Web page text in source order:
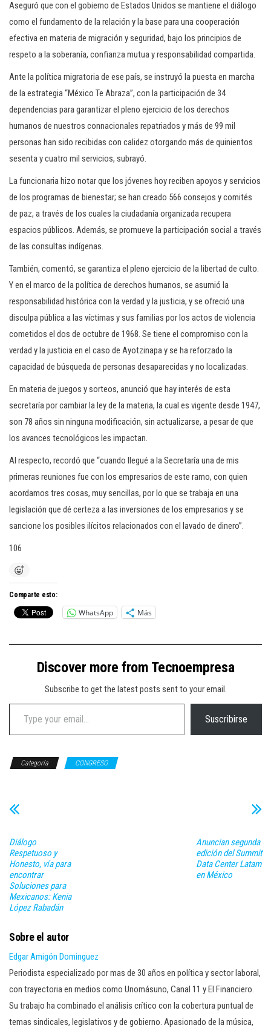
Aseguró que con el gobierno de Estados Unidos se mantiene el diálogo
como el fundamento de la relación y la base para una cooperación
efectiva en materia de migración y seguridad, bajo los principios de
respeto a la soberanía, confianza mutua y responsabilidad compartida.
Ante la política migratoria de ese país, se instruyó la puesta en marcha
de la estrategia “México Te Abraza”, con la participación de 34
dependencias para garantizar el pleno ejercicio de los derechos
humanos de nuestros connacionales repatriados y más de 99 mil
personas han sido recibidas con calidez otorgando más de quinientos
sesenta y cuatro mil servicios, subrayó.
La funcionaria hizo notar que los jóvenes hoy reciben apoyos y servicios
de los programas de bienestar; se han creado 566 consejos y comités
de paz, a través de los cuales la ciudadanía organizada recupera
espacios públicos. Además, se promueve la participación social a través
de las consultas indígenas.
También, comentó, se garantiza el pleno ejercicio de la libertad de culto.
Y en el marco de la política de derechos humanos, se asumió la
responsabilidad histórica con la verdad y la justicia, y se ofreció una
disculpa pública a las víctimas y sus familias por los actos de violencia
cometidos el dos de octubre de 1968. Se tiene el compromiso con la
verdad y la justicia en el caso de Ayotzinapa y se ha reforzado la
capacidad de búsqueda de personas desaparecidas y no localizadas.
En materia de juegos y sorteos, anunció que hay interés de esta
secretaría por cambiar la ley de la materia, la cual es vigente desde 1947,
son 78 años sin ninguna modificación, sin actualizarse, a pesar de que
los avances tecnológicos les impactan.
Al respecto, recordó que “cuando llegué a la Secretaría una de mis
primeras reuniones fue con los empresarios de este ramo, con quien
acordamos tres cosas, muy sencillas, por lo que se trabaja en una
legislación que dé certeza a las inversiones de los empresarios y se
sancione los posibles ilícitos relacionados con el lavado de dinero”.
106
Comparte esto:
WhatsApp Más
Discover more from Tecnoempresa
Subscribe to get the latest posts sent to your email.
Type your email…
Suscribirse
Categoría CONGRESO
Diálogo
Respetuoso y
Honesto, vía para
encontrar
Soluciones para
Mexicanos: Kenia
López Rabadán
Anuncian segunda
edición del Summit
Data Center Latam
en México
Sobre el autor
Edgar Amigón Dominguez
Periodista especializado por mas de 30 años en política y sector laboral,
con trayectoria en medios como Unomásuno, Canal 11 y El Financiero.
Su trabajo ha combinado el análisis crítico con la cobertura puntual de
temas sindicales, legislativos y de gobierno. Apasionado de la música,